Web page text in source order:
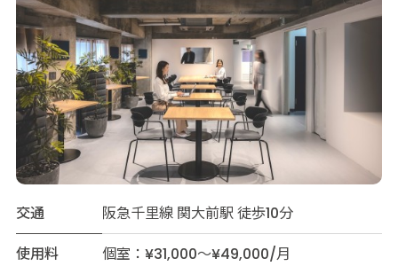
交通
阪急千里線 関大前駅 徒歩10分
使用料
個室：¥31,000～¥49,000/月